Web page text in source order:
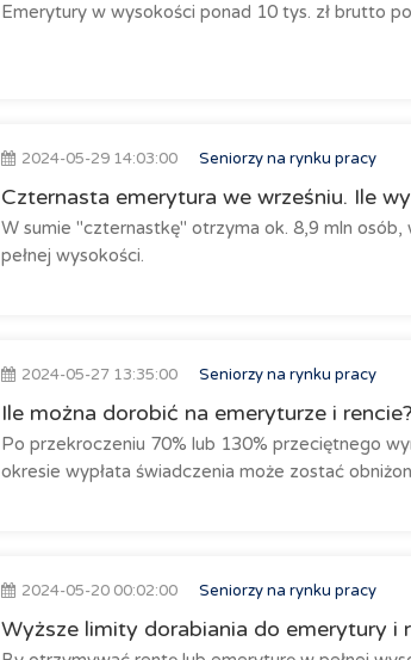
Emerytury w wysokości ponad 10 tys. zł brutto
2024-05-29 14:03:00 Seniorzy na rynku pracy
Czternasta emerytura we wrześniu. Ile
W sumie "czternastkę" otrzyma ok. 8,9 mln
pełnej wysokości.
2024-05-27 13:35:00 Seniorzy na rynku pracy
Ile można dorobić na emeryturze i
Po przekroczeniu 70% lub 130% przeciętnego
okresie wypłata świadczenia może zostać
2024-05-20 00:02:00 Seniorzy na rynku pracy
Wyższe limity dorabiania do emerytury i